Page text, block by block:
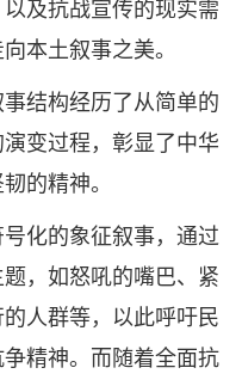
及抗战宣传的现实需
本土叙事之美。
结构经历了从简单的
变过程，彰显了中华
的精神。
化的象征叙事，通过
，如怒吼的嘴巴、紧
人群等，以此呼吁民
精神。而随着全面抗